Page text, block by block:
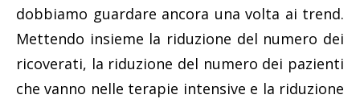
dobbiamo guardare ancora una volta ai trend.
Mettendo insieme la riduzione del numero dei
ricoverati, la riduzione del numero dei pazienti
che vanno nelle terapie intensive e la riduzione